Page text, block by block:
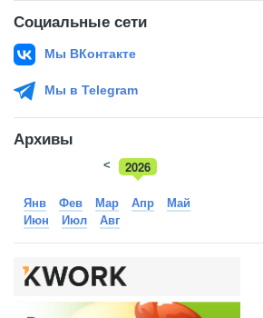
Социальные сети
Мы ВКонтакте
Мы в Telegram
Архивы
2026
<
Янв Фев Мар Апр
Май
Июн
Июл Авг